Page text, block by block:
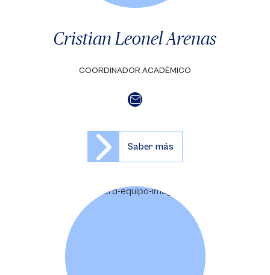
Cristian Leonel Arenas
COORDINADOR ACADÉMICO
Saber más